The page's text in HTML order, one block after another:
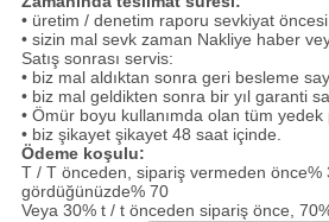
• üretim / denetim raporu sevkiyat
• sizin mal sevk zaman Nakliye haber
Satış sonrası servis:
• biz mal aldıktan sonra geri besleme
• biz mal geldikten sonra bir yıl garanti
• Ömür boyu kullanımda olan tüm
• biz şikayet şikayet 48 saat içinde.
Ödeme koşulu:
T / T önceden, sipariş vermeden önce%
gördüğünüzde% 70
Veya 30% t / t önceden sipariş önce,